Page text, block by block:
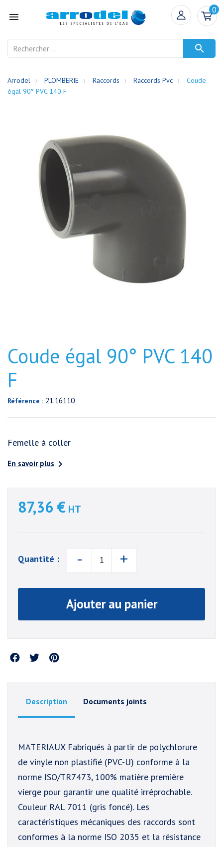

0

Arrodel PLOMBERIE Raccords Raccords Pvc
Coude
égal 90° PVC 140 F
Coude égal 90° PVC 140
F
Référence : 21.16110
Femelle à coller
En savoir plus 
87,36 € HT
Quantité : - +
Ajouter au panier
Partager
Description Documents joints
MATERIAUX Fabriqués à partir de polychlorure
de vinyle non plastifié (PVC-U) conforme à la
norme ISO/TR7473, 100% matière première
vierge pour garantir une qualité irréprochable.
Couleur RAL 7011 (gris foncé). Les
caractéristiques mécaniques des raccords sont
conformes à la norme ISO 2035 et la résistance